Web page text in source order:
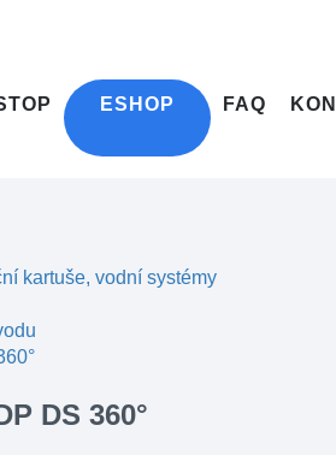
ESHOP FAQ
kartuše, vodní systémy
DS 360°